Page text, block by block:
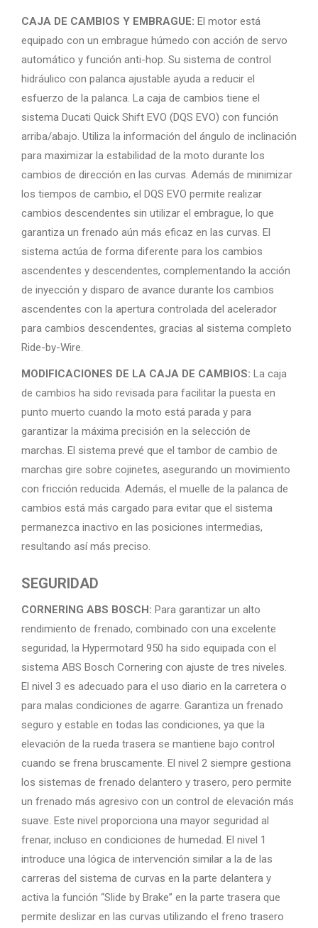
CAJA DE CAMBIOS Y EMBRAGUE: El motor está
equipado con un embrague húmedo con acción de servo
automático y función anti-hop. Su sistema de control
hidráulico con palanca ajustable ayuda a reducir el
esfuerzo de la palanca. La caja de cambios tiene el
sistema Ducati Quick Shift EVO (DQS EVO) con función
arriba/abajo. Utiliza la información del ángulo de inclinación
para maximizar la estabilidad de la moto durante los
cambios de dirección en las curvas. Además de minimizar
los tiempos de cambio, el DQS EVO permite realizar
cambios descendentes sin utilizar el embrague, lo que
garantiza un frenado aún más eficaz en las curvas. El
sistema actúa de forma diferente para los cambios
ascendentes y descendentes, complementando la acción
de inyección y disparo de avance durante los cambios
ascendentes con la apertura controlada del acelerador
para cambios descendentes, gracias al sistema completo
Ride-by-Wire.
MODIFICACIONES DE LA CAJA DE CAMBIOS: La caja
de cambios ha sido revisada para facilitar la puesta en
punto muerto cuando la moto está parada y para
garantizar la máxima precisión en la selección de
marchas. El sistema prevé que el tambor de cambio de
marchas gire sobre cojinetes, asegurando un movimiento
con fricción reducida. Además, el muelle de la palanca de
cambios está más cargado para evitar que el sistema
permanezca inactivo en las posiciones intermedias,
resultando así más preciso.
SEGURIDAD
CORNERING ABS BOSCH: Para garantizar un alto
rendimiento de frenado, combinado con una excelente
seguridad, la Hypermotard 950 ha sido equipada con el
sistema ABS Bosch Cornering con ajuste de tres niveles.
El nivel 3 es adecuado para el uso diario en la carretera o
para malas condiciones de agarre. Garantiza un frenado
seguro y estable en todas las condiciones, ya que la
elevación de la rueda trasera se mantiene bajo control
cuando se frena bruscamente. El nivel 2 siempre gestiona
los sistemas de frenado delantero y trasero, pero permite
un frenado más agresivo con un control de elevación más
suave. Este nivel proporciona una mayor seguridad al
frenar, incluso en condiciones de humedad. El nivel 1
introduce una lógica de intervención similar a la de las
carreras del sistema de curvas en la parte delantera y
activa la función “Slide by Brake” en la parte trasera que
permite deslizar en las curvas utilizando el freno trasero